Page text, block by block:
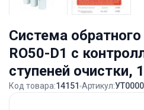
Система
RO50-D1 с
ступеней очистки,
Код товара:14151 Артикул: